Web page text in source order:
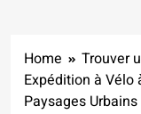
Home
Trouver
Expédition à Vélo
Paysages